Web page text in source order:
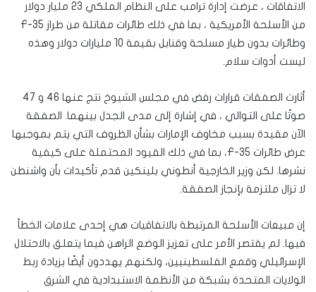
الاتفاقات ، عرضت إدارة ترامب على النظام الملكي 23 مليار دولار
من الأسلحة الأمريكية ، بما في ذلك طائرات مقاتلة من طراز F-35
وطائرات بدون طيار مسلحة وقنابل بقيمة 10 مليارات دولار وهذه
ليست أدوات سلام.
أثارت الصفقات قرارات رفض في مجلس الشيوخ نتج عنها 46 و 47
صوتًا على التوالي ، في إشارة إلى مدى الجدل بينهما. الصفقة
الآن مقيدة بسبب مخاوف الإمارات بشأن الظروف التي يتم بموجبها
عرض طائرات F-35، بما في ذلك القيود المحتملة على كيفية
نشرها. لكن وزير الخارجية أنطوني بلينكين قدم تأكيدات بأن واشنطن
لا تزال ملتزمة بإنجاز الصفقة.
إن مبيعات الأسلحة المرتبطة بالاتفاقيات هي إحدى علامات الخطأ
فيها. لم يقتصر الأمر على تعزيز الوضع الراهن فيما يتعلق بالاحتلال
الإسرائيلي وقمع الفلسطينيين، ولكنهم يهددون أيضًا بزيادة ربط
الولايات المتحدة بشبكة من الأنظمة الاستبدادية في الشرق